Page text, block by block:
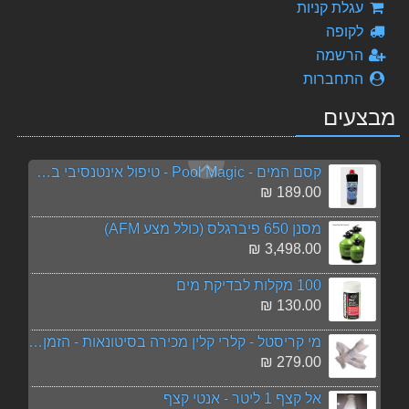
עגלת קניות
לקופה
הרשמה
התחברות
מבצעים
טבליות כלור לבריכה טריכלור - באריזה של 5 ק"ג
159.00 ₪
70.00 ₪
קסם המים - Pool Magic - טיפול אינטנסיבי באצות וירוקת בבריכה
189.00 ₪
מסנן 650 פיברגלס (כולל מצע AFM)
3,498.00 ₪
100 מקלות לבדיקת מים
130.00 ₪
מי קריסטל - קלרי קלין מכירה בסיטונאות - הזמן 8 יח' ב 130 ש"ח הנחה
279.00 ₪
אל קצף 1 ליטר - אנטי קצף